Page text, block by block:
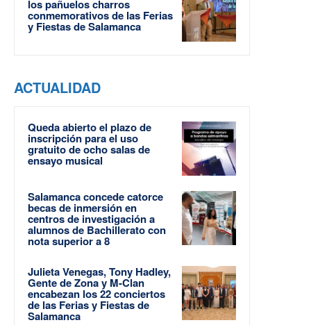
los pañuelos charros
conmemorativos de las Ferias
y Fiestas de Salamanca
ACTUALIDAD
Queda abierto el plazo de
inscripción para el uso
gratuito de ocho salas de
ensayo musical
Salamanca concede catorce
becas de inmersión en
centros de investigación a
alumnos de Bachillerato con
nota superior a 8
Julieta Venegas, Tony Hadley,
Gente de Zona y M-Clan
encabezan los 22 conciertos
de las Ferias y Fiestas de
Salamanca